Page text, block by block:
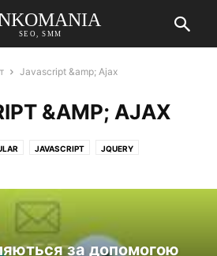
SEO, SMM
Javascript &amp; Ajax
&AMP; AJAX
JAVASCRIPT JQUERY
за допомогою